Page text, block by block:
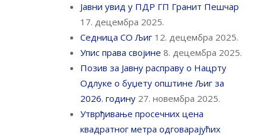
Јавни увид у ПДР ГП Гранит Пешчар
17. децембра 2025.
Седница СО Љиг 12. децембра 2025.
Упис права својине 8. децембра 2025.
Позив за Јавну расправу о Нацрту
Одлуке о буџету општине Љиг за
2026. годину 27. новембра 2025.
Утврђивање просечних цена
квадратног метра одговарајућих